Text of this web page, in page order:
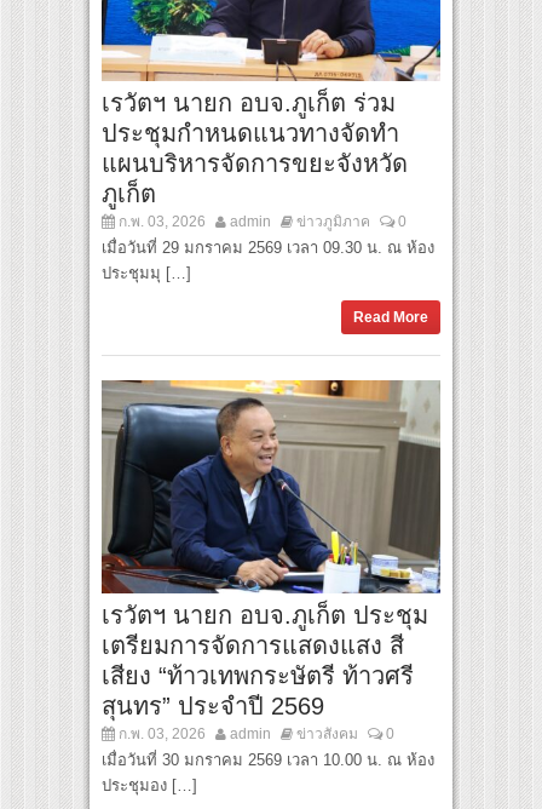
เรวัตฯ นายก อบจ.ภูเก็ต ร่วม
ประชุมกำหนดแนวทางจัดทำ
แผนบริหารจัดการขยะจังหวัด
ภูเก็ต
ก.พ. 03, 2026 admin ข่าวภูมิภาค 0
เมื่อวันที่ 29 มกราคม 2569 เวลา 09.30 น. ณ ห้อง
ประชุมมุ […]
Read More
เรวัตฯ นายก อบจ.ภูเก็ต ประชุม
เตรียมการจัดการแสดงแสง สี
เสียง “ท้าวเทพกระษัตรี ท้าวศรี
สุนทร” ประจำปี 2569
ก.พ. 03, 2026 admin ข่าวสังคม 0
เมื่อวันที่ 30 มกราคม 2569 เวลา 10.00 น. ณ ห้อง
ประชุมอง […]